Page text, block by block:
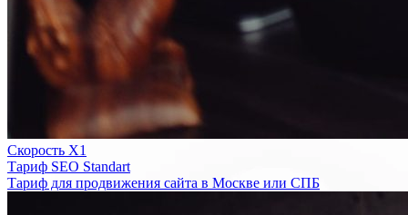
Скорость Х1
Тариф SEO Standart
Тариф для продвижения сайта в Москве или СПБ